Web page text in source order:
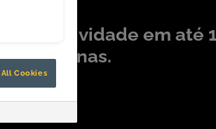
produtividade em até
máquinas.
Cookies